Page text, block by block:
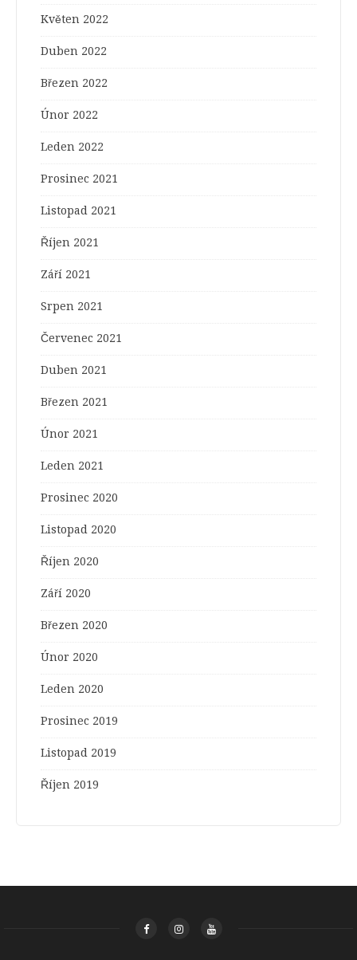
Květen 2022
Duben 2022
Březen 2022
Únor 2022
Leden 2022
Prosinec 2021
Listopad 2021
Říjen 2021
Září 2021
Srpen 2021
Červenec 2021
Duben 2021
Březen 2021
Únor 2021
Leden 2021
Prosinec 2020
Listopad 2020
Říjen 2020
Září 2020
Březen 2020
Únor 2020
Leden 2020
Prosinec 2019
Listopad 2019
Říjen 2019